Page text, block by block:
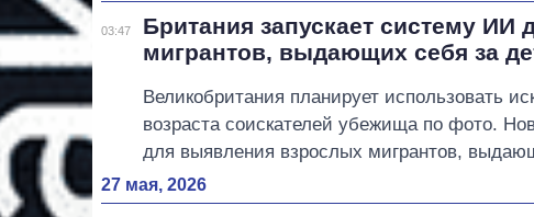
03:47
Британия запускает систему
мигрантов, выдающих себя за
Великобритания планирует использовать
возраста соискателей убежища по фото.
для выявления взрослых мигрантов,
27 мая, 2026